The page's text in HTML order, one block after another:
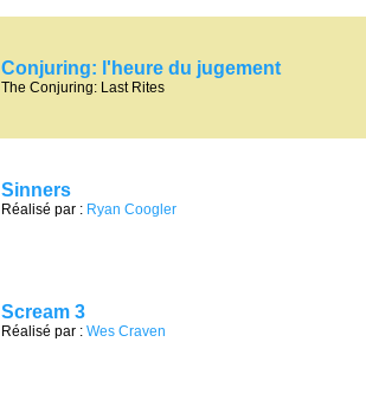
Conjuring: l'heure du jugement
The Conjuring: Last Rites
Sinners
Réalisé par : Ryan Coogler
Scream 3
Réalisé par : Wes Craven